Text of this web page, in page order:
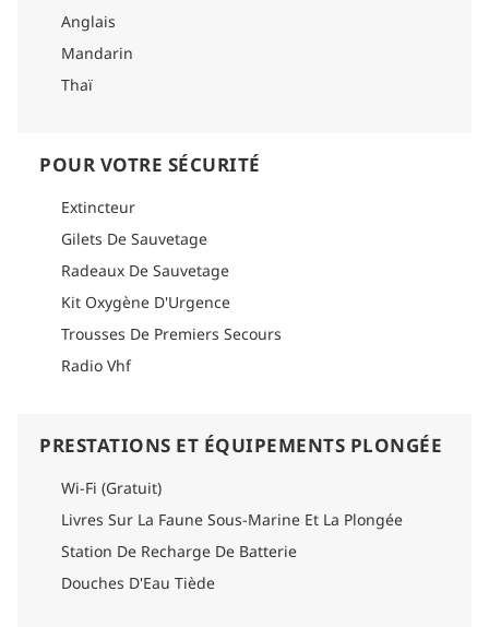
Anglais
Mandarin
Thaï
POUR VOTRE SÉCURITÉ
Extincteur
Gilets De Sauvetage
Radeaux De Sauvetage
Kit Oxygène D'Urgence
Trousses De Premiers Secours
Radio Vhf
PRESTATIONS ET ÉQUIPEMENTS PLONGÉE
Wi-Fi (Gratuit)
Livres Sur La Faune Sous-Marine Et La Plongée
Station De Recharge De Batterie
Douches D'Eau Tiède